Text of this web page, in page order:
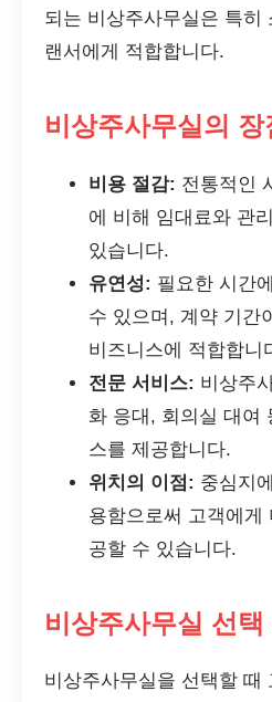
되는 비상주사무실은 특히
랜서에게 적합합니다.
비상주사무실의 장
비용 절감: 전통적인
에 비해 임대료와 관
있습니다.
유연성: 필요한 시간
수 있으며, 계약 기간
비즈니스에 적합합니
전문 서비스: 비상주
화 응대, 회의실 대여
스를 제공합니다.
위치의 이점: 중심지
용함으로써 고객에게
공할 수 있습니다.
비상주사무실 선
비상주사무실을 선택할 때